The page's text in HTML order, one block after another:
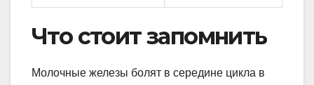
Что стоит запомнить
Молочные железы болят в середине цикла в